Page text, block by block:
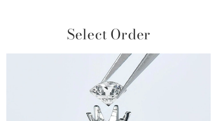
Select Order